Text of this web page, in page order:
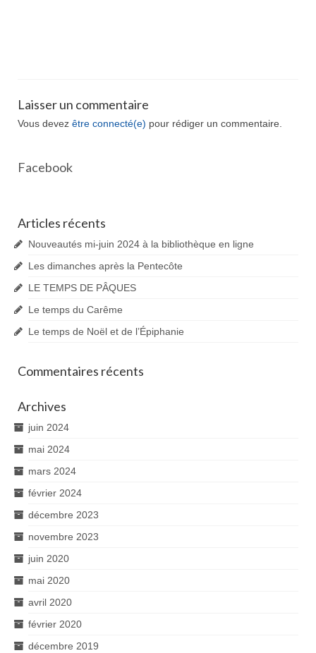
Laisser un commentaire
Vous devez être connecté(e) pour rédiger un commentaire.
Facebook
Articles récents
Nouveautés mi-juin 2024 à la bibliothèque en ligne
Les dimanches après la Pentecôte
LE TEMPS DE PÂQUES
Le temps du Carême
Le temps de Noël et de l’Épiphanie
Commentaires récents
Archives
juin 2024
mai 2024
mars 2024
février 2024
décembre 2023
novembre 2023
juin 2020
mai 2020
avril 2020
février 2020
décembre 2019